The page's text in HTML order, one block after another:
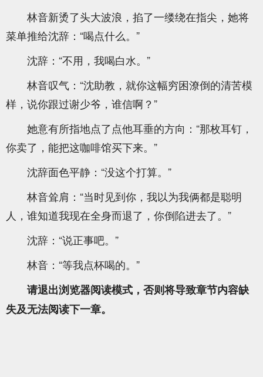
林音新烫了头大波浪，掐了一缕绕在指尖，她将
菜单推给沈辞：“喝点什么。”
沈辞：“不用，我喝白水。”
林音叹气：“沈助教，就你这幅穷困潦倒的清苦模
样，说你跟过谢少爷，谁信啊？”
她意有所指地点了点他耳垂的方向：“那枚耳钉，
你卖了，能把这咖啡馆买下来。”
沈辞面色平静：“没这个打算。”
林音耸肩：“当时见到你，我以为我俩都是聪明
人，谁知道我现在全身而退了，你倒陷进去了。”
沈辞：“说正事吧。”
林音：“等我点杯喝的。”
请退出浏览器阅读模式，否则将导致章节内容缺
失及无法阅读下一章。